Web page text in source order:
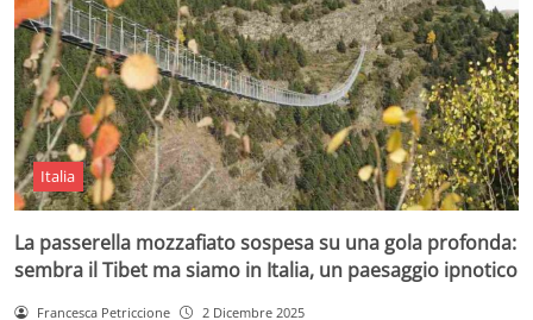
Italia
La passerella mozzafiato sospesa su una gola profonda:
sembra il Tibet ma siamo in Italia, un paesaggio ipnotico
Francesca Petriccione 2 Dicembre 2025